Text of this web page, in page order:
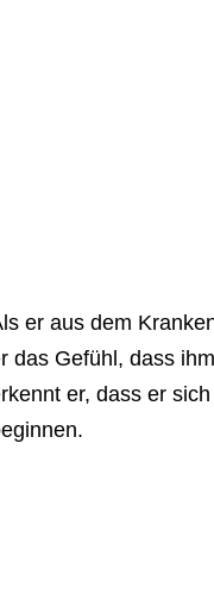
er aus dem
das Gefühl, dass
er, dass er